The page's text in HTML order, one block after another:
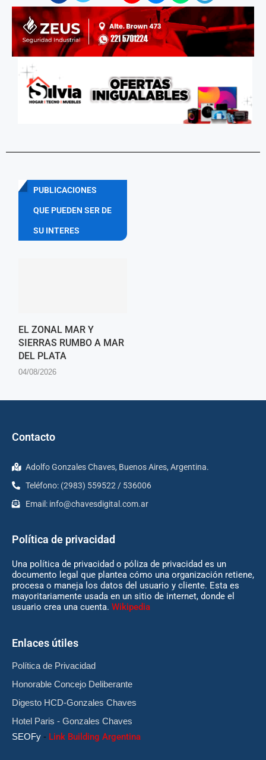
PUBLICACIONES
QUE PUEDEN SER DE
SU INTERES
EL ZONAL MAR Y
SIERRAS RUMBO A MAR
DEL PLATA
04/08/2026
Contacto
Adolfo Gonzales Chaves, Buenos Aires, Argentina.
Teléfono: (2983) 559522 / 536006
Email: info@chavesdigital.com.ar
Política de privacidad
Una política de privacidad o póliza de privacidad es un
documento legal que plantea cómo una organización retiene,
procesa o maneja los datos del usuario y cliente. Esta es
mayoritariamente usada en un sitio de internet, donde el
usuario crea una cuenta. Wikipedia
Enlaces útiles
Política de Privacidad
Honorable Concejo Deliberante
Digesto HCD-Gonzales Chaves
Hotel Paris - Gonzales Chaves
SEOFy - Link Building Argentina